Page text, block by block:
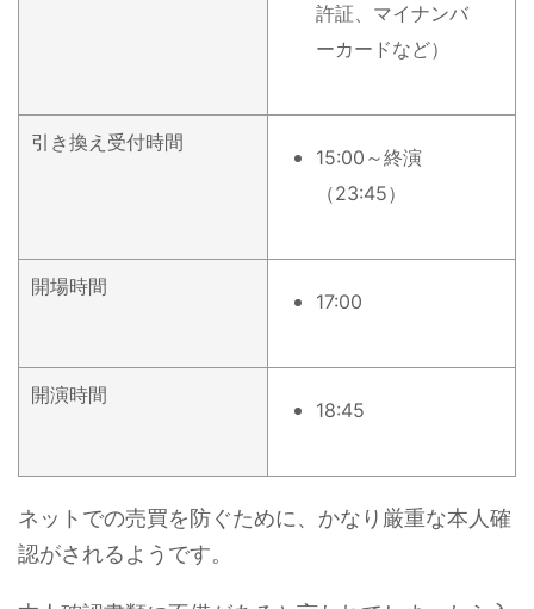
許証、マイナンバ
ーカードなど）
引き換え受付時間
15:00～終演
（23:45）
開場時間
17:00
開演時間
18:45
ネットでの売買を防ぐために、かなり厳重な本人確
認がされるようです。